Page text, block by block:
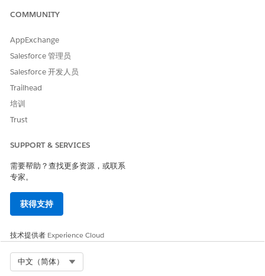
COMMUNITY
AppExchange
Salesforce 管理员
Salesforce 开发人员
Trailhead
培训
Trust
SUPPORT & SERVICES
需要帮助？查找更多资源，或联系
专家。
获得支持
技术提供者 Experience Cloud
中文（简体）